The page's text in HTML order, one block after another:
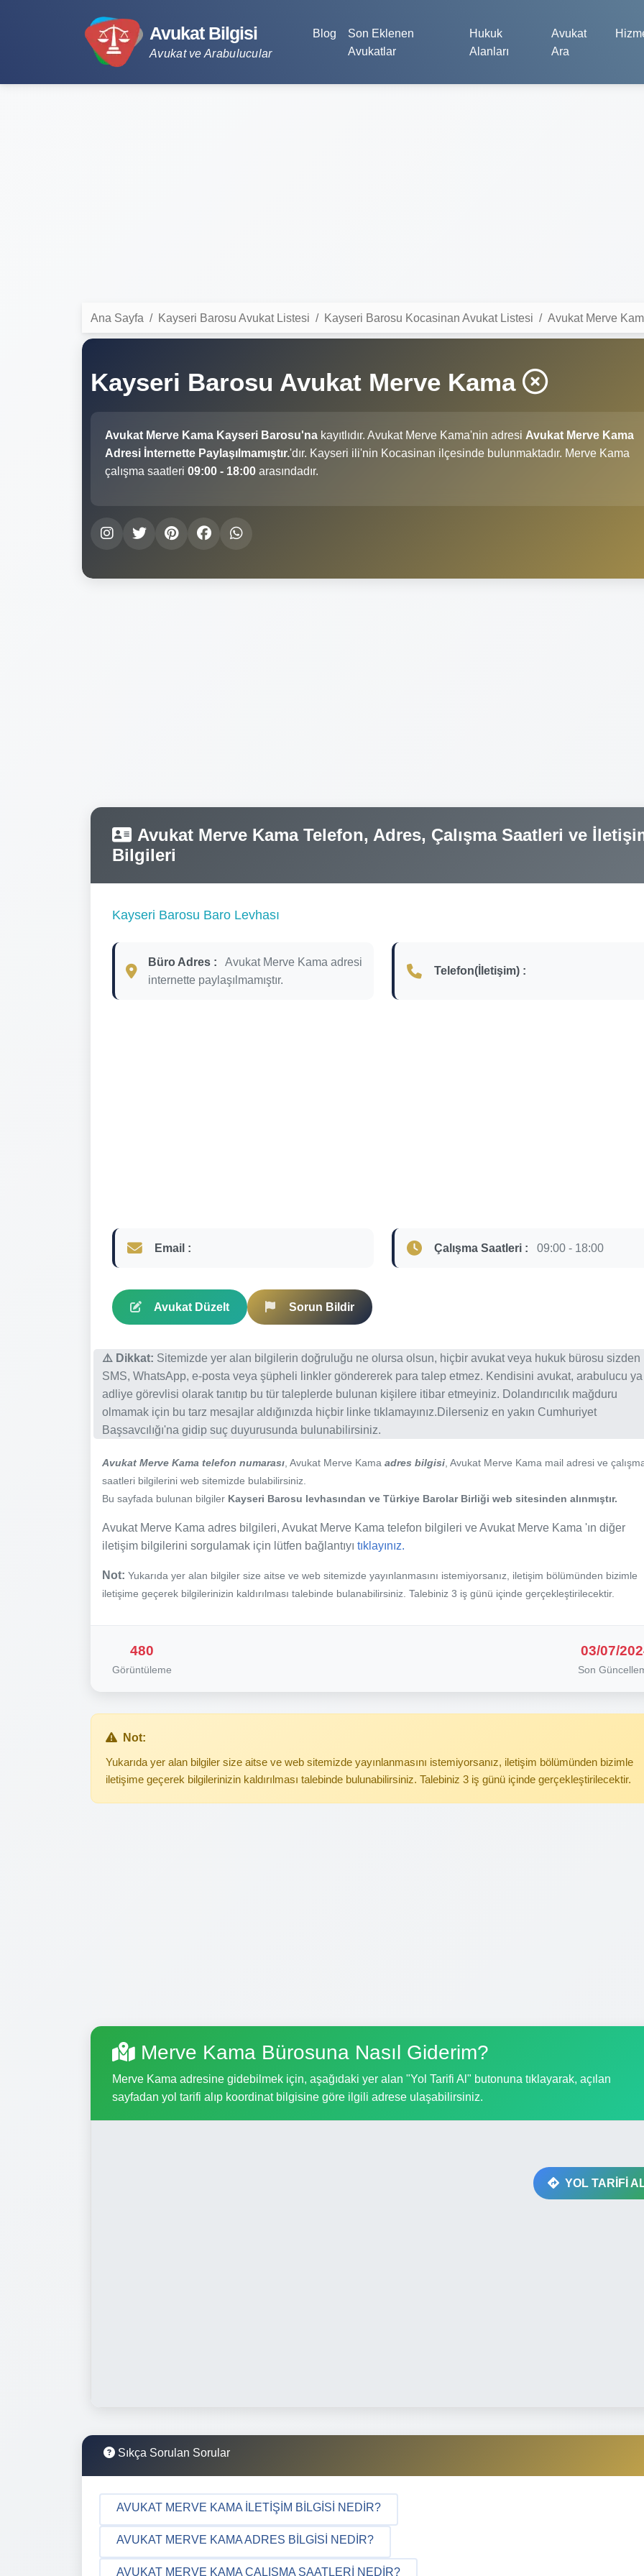
Avukat Bilgisi
Avukat ve Arabulucular
Blog
Son Eklenen
Avukatlar
Hukuk
Alanları
Avukat
Ara
Ana Sayfa Kayseri Barosu Avukat Listesi Kayseri Barosu Kocasinan Avukat Listesi Avukat Merve
Kayseri Barosu Avukat Merve Kama
Avukat Merve Kama Kayseri Barosu'na kayıtlıdır. Avukat Merve Kama'nin adresi Avukat Merve Kama
Adresi İnternette Paylaşılmamıştır.'dır. Kayseri ili'nin Kocasinan ilçesinde bulunmaktadır. Merve Kama
çalışma saatleri 09:00 - 18:00 arasındadır.
Avukat Merve Kama Telefon, Adres, Çalışma Saatleri ve
Bilgileri
Kayseri Barosu Baro Levhası
Büro Adres :
Avukat Merve Kama adresi
internette paylaşılmamıştır.
Telefon(İletişim) :
Email : Çalışma Saatleri : 09:00 - 18:00
Avukat Düzelt Sorun Bildir
⚠️ Dikkat: Sitemizde yer alan bilgilerin doğruluğu ne olursa olsun, hiçbir avukat veya hukuk bürosu sizden
SMS, WhatsApp, e-posta veya şüpheli linkler göndererek para talep etmez. Kendisini avukat, arabulucu
adliye görevlisi olarak tanıtıp bu tür taleplerde bulunan kişilere itibar etmeyiniz. Dolandırıcılık mağduru
olmamak için bu tarz mesajlar aldığınızda hiçbir linke tıklamayınız.Dilerseniz en yakın Cumhuriyet
Başsavcılığı'na gidip suç duyurusunda bulunabilirsiniz.
Avukat Merve Kama telefon numarası , Avukat Merve Kama adres bilgisi , Avukat Merve Kama mail adresi ve
saatleri bilgilerini web sitemizde bulabilirsiniz.
Bu sayfada bulunan bilgiler Kayseri Barosu levhasından ve Türkiye Barolar Birliği web sitesinden alınmıştır.
Avukat Merve Kama adres bilgileri, Avukat Merve Kama telefon bilgileri ve Avukat Merve Kama 'ın diğer
iletişim bilgilerini sorgulamak için lütfen bağlantıyı tıklayınız.
Not: Yukarıda yer alan bilgiler size aitse ve web sitemizde yayınlanmasını istemiyorsanız, iletişim bölümünden bizimle
iletişime geçerek bilgilerinizin kaldırılması talebinde bulanabilirsiniz. Talebiniz 3 iş günü içinde gerçekleştirilecektir.
480
Görüntüleme
03/07/
Son
Not:
Yukarıda yer alan bilgiler size aitse ve web sitemizde yayınlanmasını istemiyorsanız, iletişim bölümünden bizimle
iletişime geçerek bilgilerinizin kaldırılması talebinde bulunabilirsiniz. Talebiniz 3 iş günü içinde gerçekleştirilecektir.
Merve Kama Bürosuna Nasıl Giderim?
Merve Kama adresine gidebilmek için, aşağıdaki yer alan "Yol Tarifi Al" butonuna tıklayarak, açılan
sayfadan yol tarifi alıp koordinat bilgisine göre ilgili adrese ulaşabilirsiniz.
YOL TARİFİ
Sıkça Sorulan Sorular
AVUKAT MERVE KAMA İLETIŞIM BILGISI NEDIR?
AVUKAT MERVE KAMA ADRES BILGISI NEDIR?
AVUKAT MERVE KAMA ÇALIŞMA SAATLERI NEDIR?